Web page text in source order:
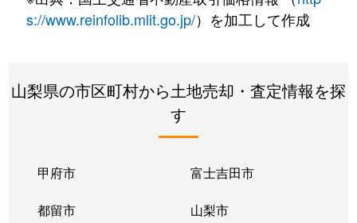
s://www.reinfolib.mlit.go.jp/）を加工して作成
山梨県の市区町村から土地売却・査定情報を探
す
甲府市 富士吉田市
都留市 山梨市